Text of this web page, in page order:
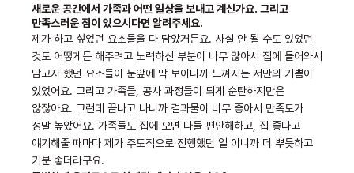
새로운 공간에서 가족과 어떤 일상을 보내고 계신가요. 그리고
만족스러운 점이 있으시다면 알려주세요.
제가 하고 싶었던 요소들을 다 담았거든요. 사실 안 될 수도 있었던
것도 어떻게든 해주려고 노력하신 부분이 너무 많아서 집에 들어와서
담고자 했던 요소들이 눈앞에 딱 보이니까 느껴지는 저만의 기쁨이
있었어요. 그리고 가족들, 공사 과정들이 되게 순탄하지만은
않잖아요. 그런데 끝나고 나니까 결과물이 너무 좋아서 만족도가
정말 높았어요. 가족들도 집에 오면 다들 편안해하고, 집 좋다고
얘기해줄 때마다 제가 주도적으로 진행했던 일 이니까 더 뿌듯하고
기분 좋더라구요.